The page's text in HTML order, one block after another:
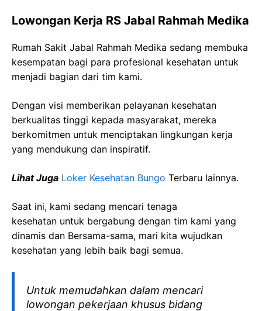
Lowongan Kerja RS Jabal Rahmah Medika
Rumah Sakit Jabal Rahmah Medika sedang membuka
kesempatan bagi para profesional kesehatan untuk
menjadi bagian dari tim kami.
Dengan visi memberikan pelayanan kesehatan
berkualitas tinggi kepada masyarakat, mereka
berkomitmen untuk menciptakan lingkungan kerja
yang mendukung dan inspiratif.
Lihat Juga Loker Kesehatan Bungo Terbaru lainnya.
Saat ini, kami sedang mencari tenaga
kesehatan untuk bergabung dengan tim kami yang
dinamis dan Bersama-sama, mari kita wujudkan
kesehatan yang lebih baik bagi semua.
Untuk memudahkan dalam mencari
lowongan pekerjaan khusus bidang